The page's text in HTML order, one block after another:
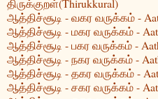
திருக்குறள்(Thirukkural)
ஆத்திச்சூடி - வகர வருக்கம் -
ஆத்திச்சூடி - மகர வருக்கம் -
ஆத்திச்சூடி - பகர வருக்கம் -
ஆத்திச்சூடி - நகர வருக்கம் -
ஆத்திச்சூடி - தகர வருக்கம் -
ஆத்திச்சூடி - சகர வருக்கம் -